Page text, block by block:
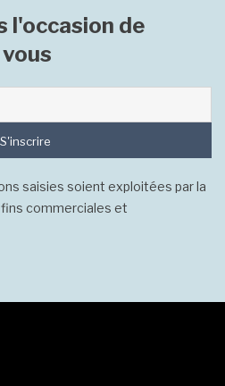
l'occasion de
S'inscrire
saisies soient exploitées par la
commerciales et